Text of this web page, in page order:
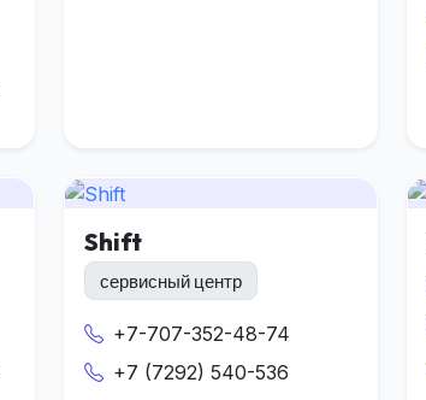
Shift
сервисный центр
+7-707-352-48-74
+7 (7292) 540-536